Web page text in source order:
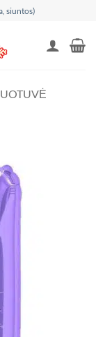
siuntos)